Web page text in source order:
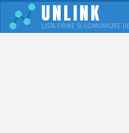
UNLINK
LISTA FIRME SI COMUNICATE